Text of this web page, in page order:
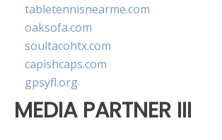
tabletennisnearme.com
oaksofa.com
soultacohtx.com
capishcaps.com
gpsyfl.org
MEDIA PARTNER III